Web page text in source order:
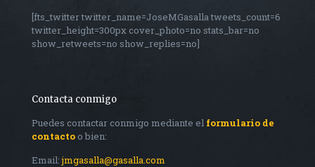
[fts_twitter twitter_name=JoseMGasalla tweets_count=6
twitter_height=300px cover_photo=no stats_bar=no
show_retweets=no show_replies=no]
Contacta conmigo
Puedes contactar conmigo mediante el formulario de
contacto o bien:
Email:jmgasalla@gasalla.com